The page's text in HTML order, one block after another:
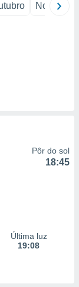
Novembro
Pôr do sol
18:45
Última luz
19:08